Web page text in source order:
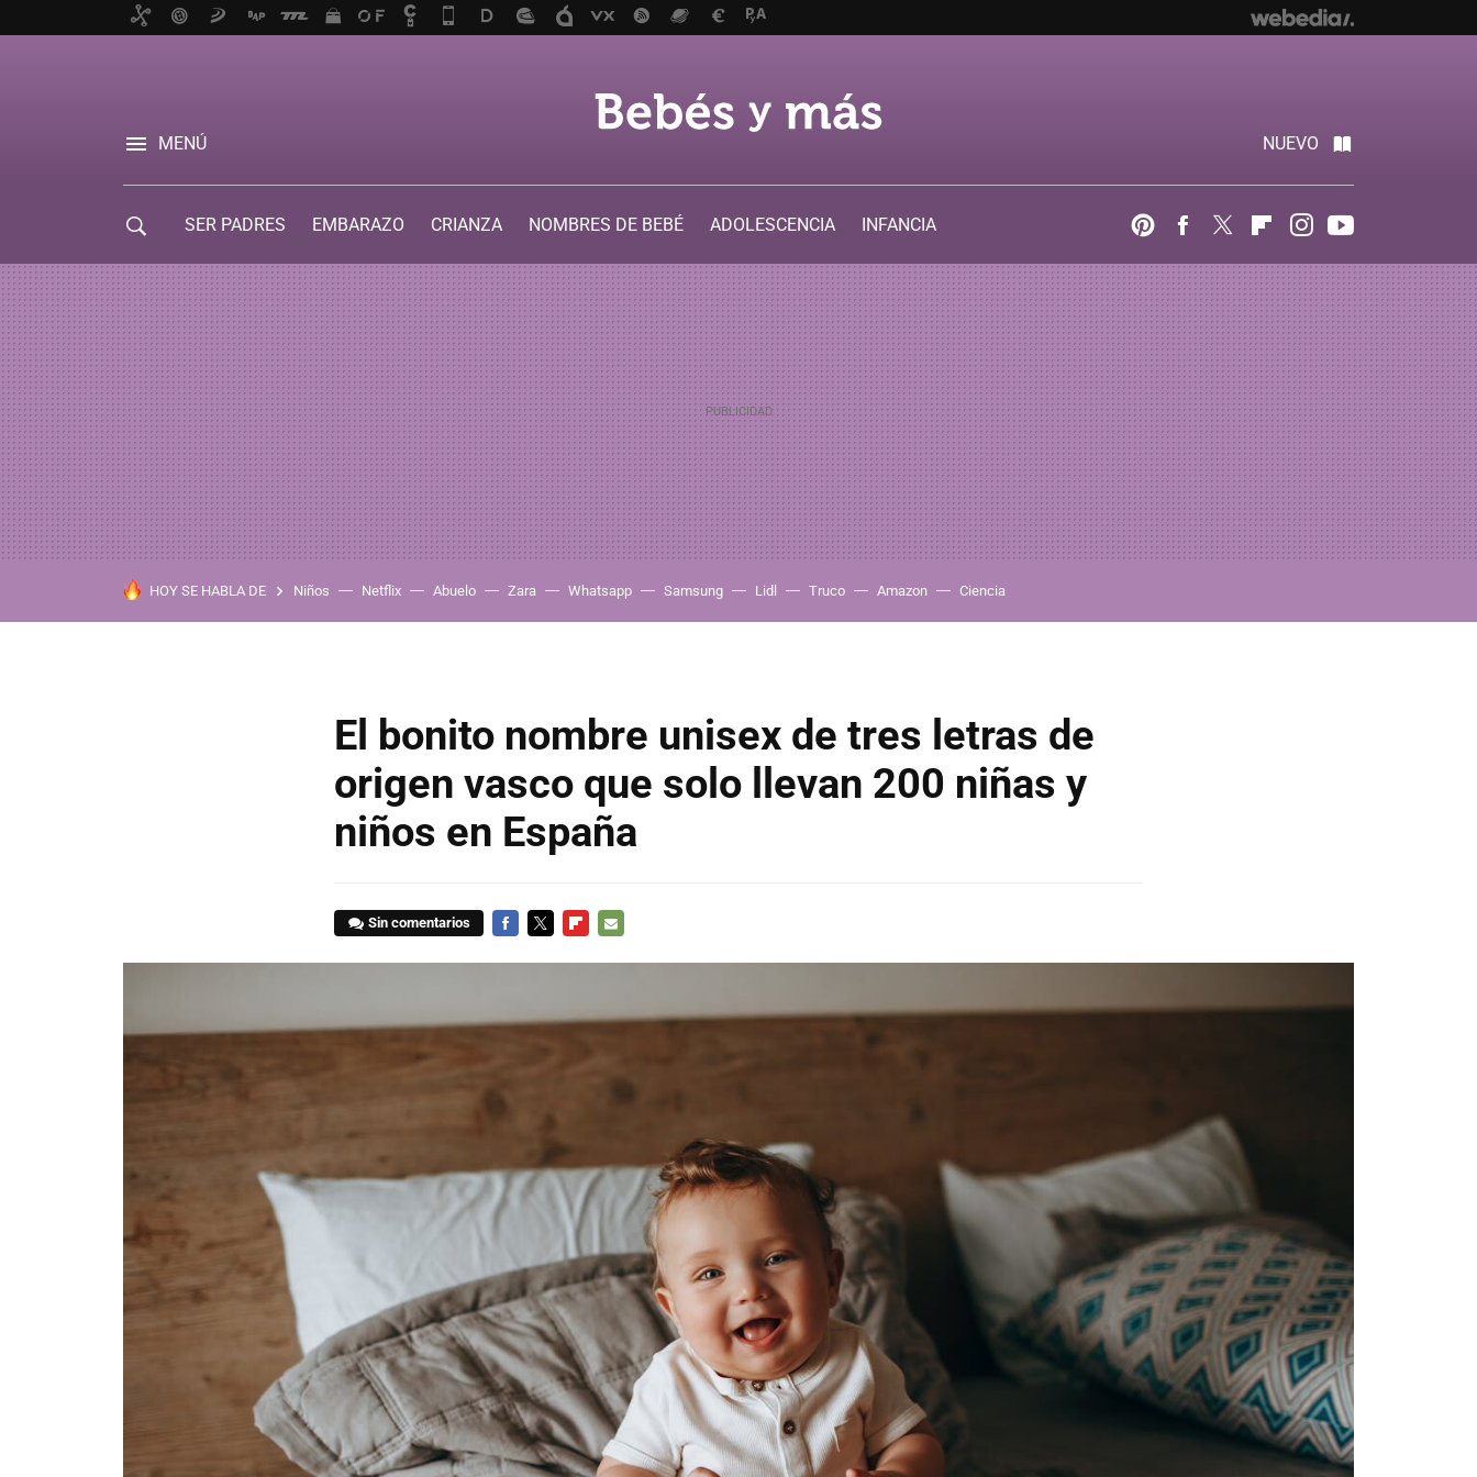
MENÚ NUEVO
SER PADRES EMBARAZO CRIANZA NOMBRES DE BEBÉ ADOLESCENCIA
INFANCIA
PinterestFacebook
Twitter FlipboardInstagram
HOY SE HABLA DE Niños Netflix Abuelo Zara Whatsapp Samsung Lidl Truco Amazon Ciencia
El bonito nombre unisex de tres letras de
origen vasco que solo llevan 200 niñas y
niños en España
Sin comentarios